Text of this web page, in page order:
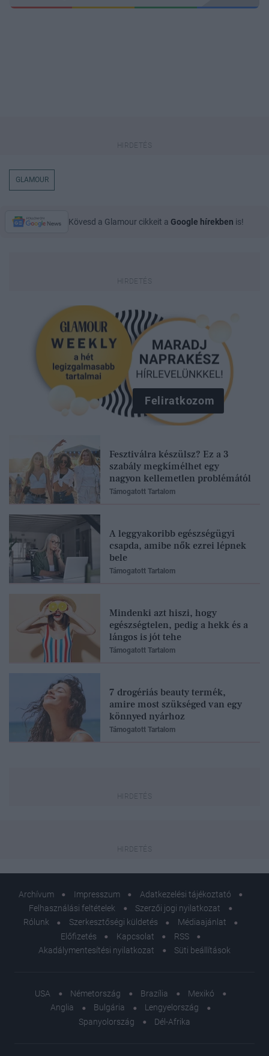
GLAMOUR
Kövesd a Glamour cikkeit a Google hírekben is!
Feliratkozom
Fesztiválra készülsz? Ez a 3
szabály megkímélhet egy
nagyon kellemetlen problémától
Támogatott Tartalom
A leggyakoribb egészségügyi
csapda, amibe nők ezrei lépnek
bele
Támogatott Tartalom
Mindenki azt hiszi, hogy
egészségtelen, pedig a hekk és a
lángos is jót tehe
Támogatott Tartalom
7 drogériás beauty termék,
amire most szükséged van egy
könnyed nyárhoz
Támogatott Tartalom
Archívum Impresszum
Adatkezelési tájékoztató
Felhasználási feltételek
Szerzői jogi nyilatkozat
Rólunk
Szerkesztőségi küldetés
Médiaajánlat
Előfizetés
Kapcsolat
RSS
Akadálymentesítési nyilatkozat
Süti beállítások
USA Németország Brazília
Mexikó
Anglia
Bulgária
Lengyelország
Spanyolország
Dél-Afrika